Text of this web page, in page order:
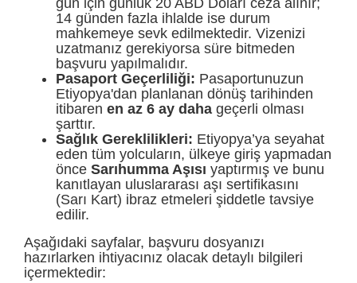
gün için günlük 20 ABD Doları ceza alınır;
14 günden fazla ihlalde ise durum
mahkemeye sevk edilmektedir. Vizenizi
uzatmanız gerekiyorsa süre bitmeden
başvuru yapılmalıdır.
Pasaport Geçerliliği: Pasaportunuzun
Etiyopya'dan planlanan dönüş tarihinden
itibaren en az 6 ay daha geçerli olması
şarttır.
Sağlık Gereklilikleri: Etiyopya’ya seyahat
eden tüm yolcuların, ülkeye giriş yapmadan
önce Sarıhumma Aşısı yaptırmış ve bunu
kanıtlayan uluslararası aşı sertifikasını
(Sarı Kart) ibraz etmeleri şiddetle tavsiye
edilir.
Aşağıdaki sayfalar, başvuru dosyanızı
hazırlarken ihtiyacınız olacak detaylı bilgileri
içermektedir: